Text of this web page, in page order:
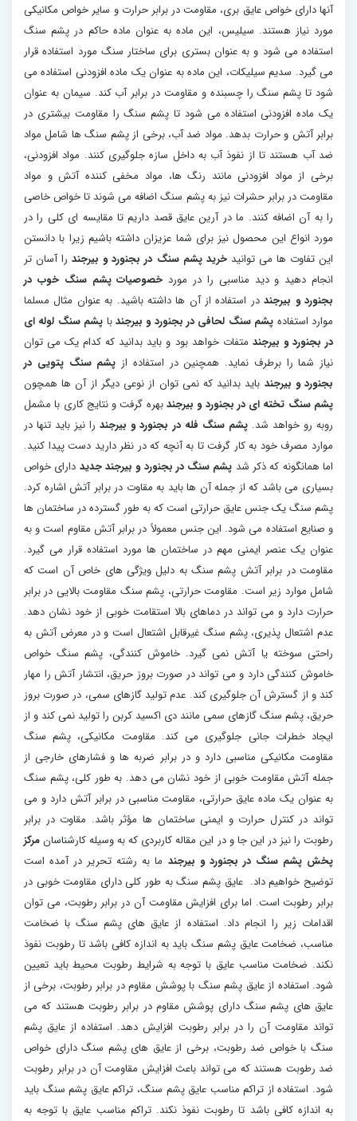
آنها دارای خواص عایق بری، مقاومت در برابر حرارت و سایر خواص مکانیکی
مورد نیاز هستند. سیلیس، این ماده به عنوان ماده حاکم در پشم سنگ
استفاده می شود و به عنوان بستری برای ساختار سنگ مورد استفاده قرار
می گیرد. سدیم سیلیکات، این ماده به عنوان یک ماده افزودنی استفاده می
شود تا پشم سنگ را چسبنده و مقاومت در برابر آب کند. سیمان به عنوان
یک ماده افزودنی استفاده می شود تا پشم سنگ را مقاومت بیشتری در
برابر آتش و حرارت بدهد. مواد ضد آب، برخی از پشم سنگ ها شامل مواد
ضد آب هستند تا از نفوذ آب به داخل سازه جلوگیری کنند. مواد افزودنی،
برخی از مواد افزودنی مانند رنگ ها، مواد مخفی کننده آتش و مواد
مقاومت در برابر حشرات نیز به پشم سنگ اضافه می شوند تا خواص خاصی
را به آن اضافه کنند. ما در آرین عایق قصد داریم تا مقایسه ای کلی را در
مورد انواع این محصول نیز برای شما عزیزان داشته باشیم زیرا با دانستن
این تفاوت ها می توانیدخرید پشم سنگ در بجنورد و بیرجندرا آسان تر
انجام دهید و دید مناسبی را در مورد خصوصیات پشم سنگ خوب در
بجنورد و بیرجنددر استفاده از آن ها داشته باشید. به عنوان مثال مسلما
موارد استفاده پشم سنگ لحافی در بجنورد و بیرجندبا پشم سنگ لوله ای
در بجنورد و بیرجند متفات خواهد بود و باید بدانید که کدام یک می توان
نیاز شما را برطرف نماید. همچنین در استفاده از پشم سنگ پتویی در
بجنورد و بیرجند باید بدانید که نمی توان از نوعی دیگر از آن ها همچون
پشم سنگ تخته ای در بجنورد و بیرجندبهره گرفت و نتایج کاری با مشمل
روبه رو خواهد شد.پشم سنگ فله در بجنورد و بیرجند را نیز باید تنها در
موارد مصرف خود به کار گرفت تا به آنچه که در نظر دارید دست پیدا کنید.
اما همانگونه که ذکر شد پشم سنگ در بجنورد و بیرجند جدید دارای خواص
بسیاری می باشد که از جمله آن ها باید به مقاوت در برابر آتش اشاره کرد.
پشم سنگ یک جنس عایق حرارتی است که به طور گسترده در ساختمان ها
و صنایع استفاده می شود. این جنس معمولاً در برابر آتش مقاوم است و به
عنوان یک عنصر ایمنی مهم در ساختمان ها مورد استفاده قرار می گیرد.
مقاومت در برابر آتش پشم سنگ به دلیل ویژگی های خاص آن است که
شامل موارد زیر است. مقاومت حرارتی، پشم سنگ مقاومت بالایی در برابر
حرارت دارد و می تواند در دماهای بالا استقامت خوبی از خود نشان دهد.
عدم اشتعال پذیری، پشم سنگ غیرقابل اشتعال است و در معرض آتش به
راحتی سوخته یا آتش نمی گیرد. خاموش کنندگی، پشم سنگ خواص
خاموش کنندگی دارد و می تواند در صورت بروز حریق، انتشار آتش را مهار
کند و از گسترش آن جلوگیری کند. عدم تولید گازهای سمی، در صورت بروز
حریق، پشم سنگ گازهای سمی مانند دی اکسید کربن را تولید نمی کند و از
ایجاد خطرات جانی جلوگیری می کند. مقاومت مکانیکی، پشم سنگ
مقاومت مکانیکی مناسبی دارد و در برابر ضربه ها و فشارهای خارجی از
جمله آتش مقاومت خوبی از خود نشان می دهد. به طور کلی، پشم سنگ
به عنوان یک ماده عایق حرارتی، مقاومت مناسبی در برابر آتش دارد و می
تواند در کنترل حرارت و ایمنی ساختمان ها مؤثر باشد. مقاوت در برابر
رطوبت را نیز در این جا و در این مقاله کاربردی که به وسیله کارشناسانمرکز
پخش پشم سنگ در بجنورد و بیرجند ما به رشته تحریر در آمده است
توضیح خواهیم داد. عایق پشم سنگ به طور کلی دارای مقاومت خوبی در
برابر رطوبت است. اما برای افزایش مقاومت آن در برابر رطوبت، می توان
اقدامات زیر را انجام داد. استفاده از عایق های پشم سنگ با ضخامت
مناسب، ضخامت عایق پشم سنگ باید به اندازه کافی باشد تا رطوبت نفوذ
نکند. ضخامت مناسب عایق با توجه به شرایط رطوبت محیط باید تعیین
شود. استفاده از عایق پشم سنگ با پوشش مقاوم در برابر رطوبت، برخی از
عایق های پشم سنگ دارای پوشش مقاوم در برابر رطوبت هستند که می
تواند مقاومت آن را در برابر رطوبت افزایش دهد. استفاده از عایق پشم
سنگ با خواص ضد رطوبت، برخی از عایق های پشم سنگ دارای خواص
ضد رطوبت هستند که می تواند باعث افزایش مقاومت آن در برابر رطوبت
شود. استفاده از تراکم مناسب عایق پشم سنگ، تراکم عایق پشم سنگ باید
به اندازه کافی باشد تا رطوبت نفوذ نکند. تراکم مناسب عایق با توجه به